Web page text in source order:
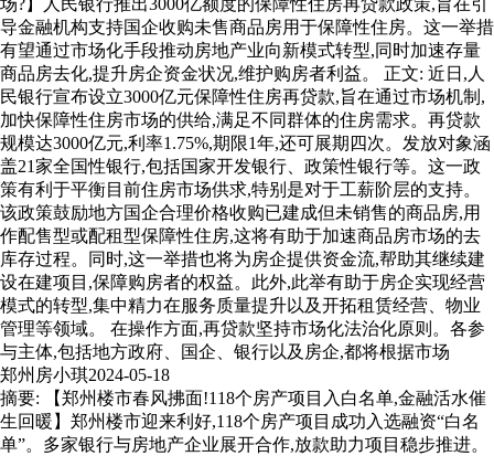
导金融机构支持国企收购未售商品房用于保障性住房。这一举措
有望通过市场化手段推动房地产业向新模式转型,同时加速存量
商品房去化,提升房企资金状况,维护购房者利益。 正文: 近日,人
民银行宣布设立3000亿元保障性住房再贷款,旨在通过市场机制,
加快保障性住房市场的供给,满足不同群体的住房需求。再贷款
规模达3000亿元,利率1.75%,期限1年,还可展期四次。发放对象涵
盖21家全国性银行,包括国家开发银行、政策性银行等。这一政
策有利于平衡目前住房市场供求,特别是对于工薪阶层的支持。
该政策鼓励地方国企合理价格收购已建成但未销售的商品房,用
作配售型或配租型保障性住房,这将有助于加速商品房市场的去
库存过程。同时,这一举措也将为房企提供资金流,帮助其继续建
设在建项目,保障购房者的权益。此外,此举有助于房企实现经营
模式的转型,集中精力在服务质量提升以及开拓租赁经营、物业
管理等领域。 在操作方面,再贷款坚持市场化法治化原则。各参
与主体,包括地方政府、国企、银行以及房企,都将根据市场
郑州房小琪2024-05-18
摘要: 【郑州楼市春风拂面!118个房产项目入白名单,金融活水催
生回暖】郑州楼市迎来利好,118个房产项目成功入选融资“白名
单”。多家银行与房地产企业展开合作,放款助力项目稳步推进。